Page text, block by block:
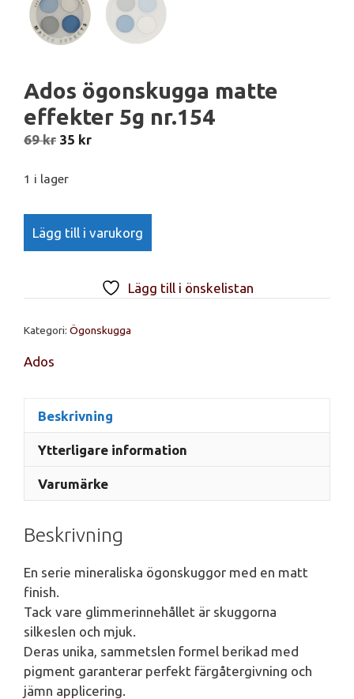
Ados ögonskugga matte
effekter 5g nr.154
69kr Det
priset
69 kr.
35 krDet
35 kr.
1 i lager
Ados
ögonskugga
matte
5g
mängd
Lägg till i varukorg
Lägg till i önskelistan
Kategori: Ögonskugga
Ados
Beskrivning
Ytterligare information
Varumärke
Beskrivning
En serie mineraliska ögonskuggor med en matt
finish.
Tack vare glimmerinnehållet är skuggorna
silkeslen och mjuk.
Deras unika, sammetslen formel berikad med
pigment garanterar perfekt färgåtergivning och
jämn applicering.